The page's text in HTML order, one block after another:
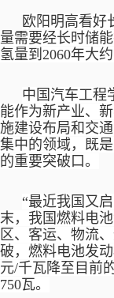
欧阳明高看好
量需要经长时储
氢量到2060年大
中国汽车工程
能作为新产业、
施建设布局和交
集中的领域，既
的重要突破口。
“最近我国又
末，我国燃料电
区、客运、物流
破，燃料电池发
元/千瓦降至目前
750瓦。